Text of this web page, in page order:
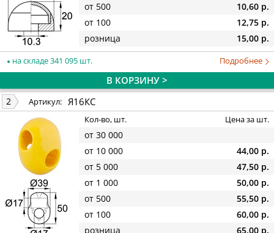
от 500
10,60 р.
от 100
12,75 р.
розница
15,00 р.
на складе 341 095 шт. Подробнее
В КОРЗИНУ >
2 Артикул: Я16КС
Кол-во, шт. Цена за шт.
от 30 000
от 10 000
44,00 р.
от 5 000
47,50 р.
от 1 000
50,00 р.
от 500
55,50 р.
от 100
60,00 р.
розница
65,00 р.